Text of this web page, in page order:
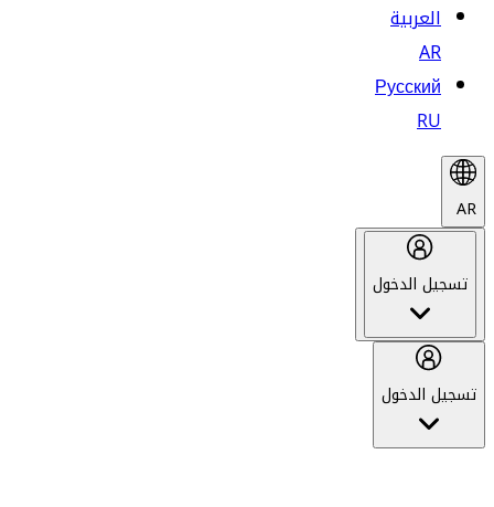
العربية
AR
Русский
RU
AR
تسجيل الدخول
تسجيل الدخول